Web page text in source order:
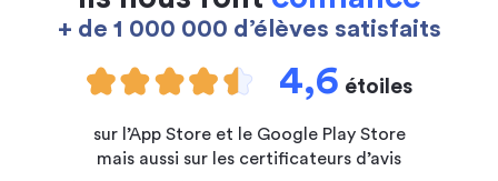
+ de 1 000 000 d’élèves satisfaits
4,6 étoiles
sur l’App Store et le Google Play Store
mais aussi sur les certificateurs d’avis